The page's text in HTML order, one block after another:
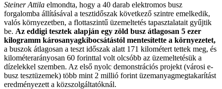
Steiner Attila elmondta, hogy a 40 darab elektromos busz
forgalomba állításával a tesztidőszak következő szintre emelkedik,
valós környezetben, a flottaszintű üzemeltetés tapasztalatait gyűjtik
be. Az eddigi tesztek alapján egy zöld busz átlagosan 5 ezer
kilogramm károsanyagkibocsátástól mentesítette a környezetet,
a buszok átlagosan a teszt időszak alatt 171 kilométert tettek meg, és
kilométerarányosan 60 forinttal volt olcsóbb az üzemeltetésük a
dízelekkel szemben. Az első nyolc demonstrációs projekt (városi e-
busz tesztüzemek) több mint 2 millió forint üzemanyagmegtakarítást
eredményezett a közszolgáltatóknál.